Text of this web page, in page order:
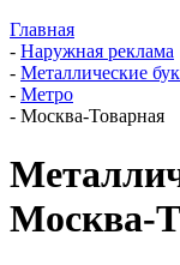
Главная
- Наружная реклама
- Металлические
- Метро
- Москва-Товарная
Москва-